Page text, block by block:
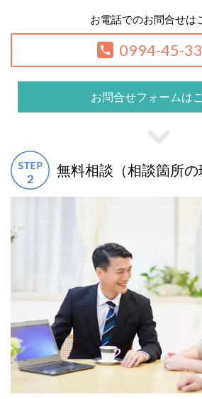
お電話でのお問合せは
0994-45-
お問合せフォームは
無料相談（相談箇所の